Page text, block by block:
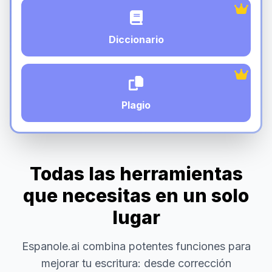
Diccionario
Plagio
Todas las herramientas
que necesitas en un solo
lugar
Espanole.ai combina potentes funciones para
mejorar tu escritura: desde corrección